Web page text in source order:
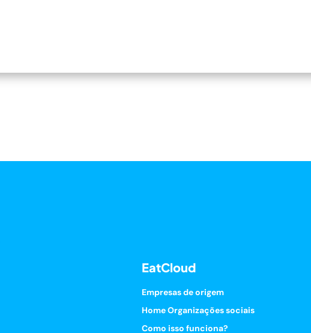
EatCloud
Empresas de origem
Home Organizações sociais
Como isso funciona?